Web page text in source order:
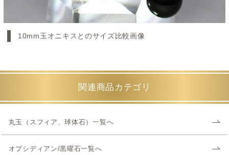
10mm玉オニキスとのサイズ比較画像
関連商品カテゴリ
丸玉（スフィア、球体石）一覧へ
オブシディアン/黒曜石一覧へ